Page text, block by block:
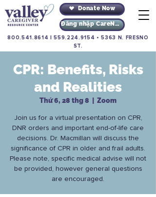
Donate Now
Đăng nhập CareNav
800.541.8614 |559.224.9154 •5363 N. FRESNO
ST.
CPR: Benefits, Risks
and Realities
Thứ 6, 28 thg 8 Zoom
Join us for a virtual presentation on CPR,
DNR orders and important end-of-life care
decisions. Dr. Macmillan will discuss the
significance of CPR in older and frail adults.
Please note, specific medical advise will not
be provided, however general questions
are encouraged.